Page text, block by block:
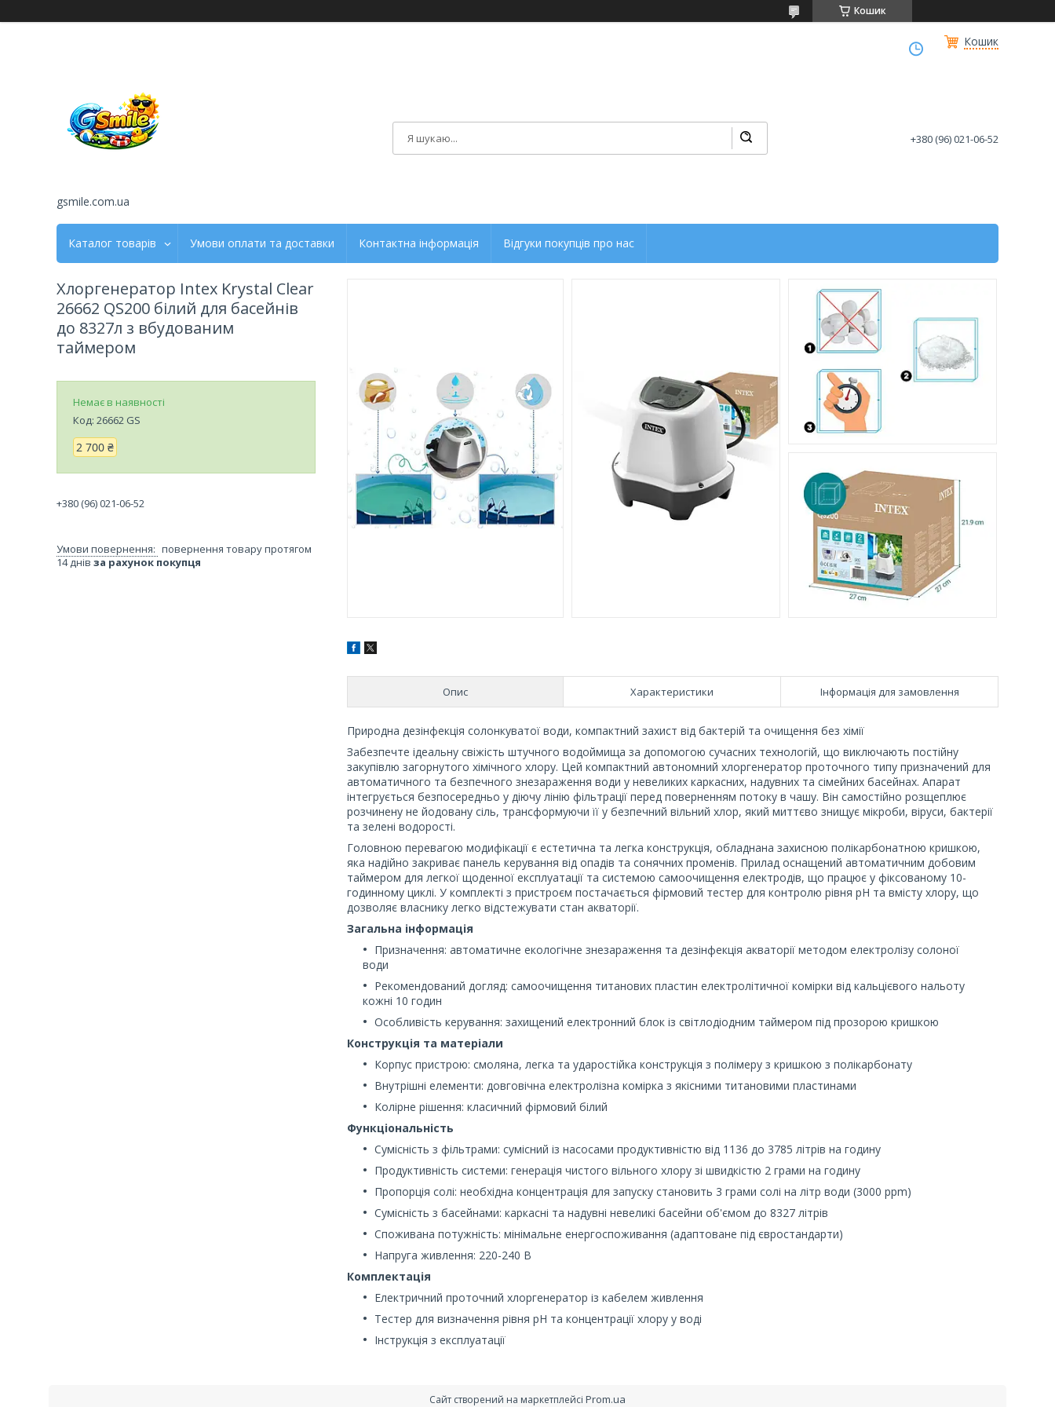
Кошик
Кошик
gsmile.com.ua
+380 (96) 021-06-52
Каталог товарів Умови оплати та доставки Контактна інформація Відгуки покупців про нас
Опис Характеристики Інформація для замовлення
Природна дезінфекція солонкуватої води, компактний захист від бактерій та очищення без хімії
Забезпечте ідеальну свіжість штучного водоймища за допомогою сучасних технологій, що виключають постійну
закупівлю загорнутого хімічного хлору. Цей компактний автономний хлоргенератор проточного типу призначений для
автоматичного та безпечного знезараження води у невеликих каркасних, надувних та сімейних басейнах. Апарат
інтегрується безпосередньо у діючу лінію фільтрації перед поверненням потоку в чашу. Він самостійно розщеплює
розчинену не йодовану сіль, трансформуючи її у безпечний вільний хлор, який миттєво знищує мікроби, віруси, бактерії
та зелені водорості.
Головною перевагою модифікації є естетична та легка конструкція, обладнана захисною полікарбонатною кришкою,
яка надійно закриває панель керування від опадів та сонячних променів. Прилад оснащений автоматичним добовим
таймером для легкої щоденної експлуатації та системою самоочищення електродів, що працює у фіксованому 10-
годинному циклі. У комплекті з пристроєм постачається фірмовий тестер для контролю рівня pH та вмісту хлору, що
дозволяє власнику легко відстежувати стан акваторії.
Загальна інформація
Призначення: автоматичне екологічне знезараження та дезінфекція акваторії методом електролізу солоної
води
Рекомендований догляд: самоочищення титанових пластин електролітичної комірки від кальцієвого нальоту
кожні 10 годин
Особливість керування: захищений електронний блок із світлодіодним таймером під прозорою кришкою
Конструкція та матеріали
Корпус пристрою: смоляна, легка та ударостійка конструкція з полімеру з кришкою з полікарбонату
Внутрішні елементи: довговічна електролізна комірка з якісними титановими пластинами
Колірне рішення: класичний фірмовий білий
Функціональність
Сумісність з фільтрами: сумісний із насосами продуктивністю від 1136 до 3785 літрів на годину
Продуктивність системи: генерація чистого вільного хлору зі швидкістю 2 грами на годину
Пропорція солі: необхідна концентрація для запуску становить 3 грами солі на літр води (3000 ppm)
Сумісність з басейнами: каркасні та надувні невеликі басейни об'ємом до 8327 літрів
Споживана потужність: мінімальне енергоспоживання (адаптоване під євростандарти)
Напруга живлення: 220-240 В
Комплектація
Електричний проточний хлоргенератор із кабелем живлення
Тестер для визначення рівня pH та концентрації хлору у воді
Інструкція з експлуатації
Хлоргенератор Intex Krystal Clear
26662 QS200 білий для басейнів
до 8327л з вбудованим
таймером
Немає в наявності
Код: 26662 GS
2 700 ₴
+380 (96) 021-06-52
повернення товару протягом
14 днів за рахунок покупця
Сайт створений на маркетплейсі Prom.ua